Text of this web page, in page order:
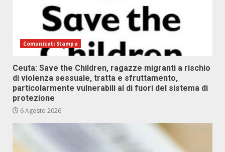
Comunicati Stampa
Ceuta: Save the Children, ragazze migranti a rischio
di violenza sessuale, tratta e sfruttamento,
particolarmente vulnerabili al di fuori del sistema di
protezione
6 Agosto 2026